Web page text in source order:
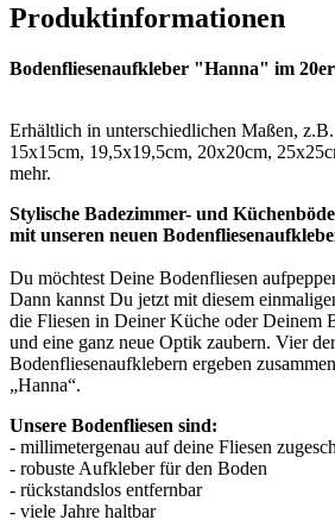
Produktinformationen
Bodenfliesenaufkleber "Hanna" im
Erhältlich in unterschiedlichen Maßen,
15x15cm, 19,5x19,5cm, 20x20cm,
mehr.
Stylische Badezimmer- und
mit unseren neuen
Du möchtest Deine Bodenfliesen
Dann kannst Du jetzt mit diesem
die Fliesen in Deiner Küche oder Deinem
und eine ganz neue Optik zaubern. Vier
Bodenfliesenaufklebern ergeben
„Hanna“.
Unsere Bodenfliesen sind:
- millimetergenau auf deine Fliesen
- robuste Aufkleber für den Boden
- rückstandslos entfernbar
- viele Jahre haltbar